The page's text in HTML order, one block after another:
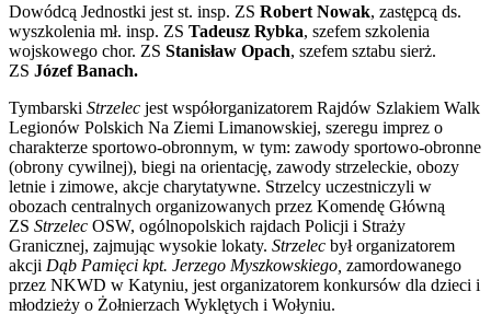
Dowódcą Jednostki jest st. insp. ZS Robert Nowak, zastępcą ds.
wyszkolenia mł. insp. ZS Tadeusz Rybka, szefem szkolenia
wojskowego chor. ZS Stanisław Opach, szefem sztabu sierż.
ZS Józef Banach.
Tymbarski Strzelec jest współorganizatorem Rajdów Szlakiem Walk
Legionów Polskich Na Ziemi Limanowskiej, szeregu imprez o
charakterze sportowo-obronnym, w tym: zawody sportowo-obronne
(obrony cywilnej), biegi na orientację, zawody strzeleckie, obozy
letnie i zimowe, akcje charytatywne. Strzelcy uczestniczyli w
obozach centralnych organizowanych przez Komendę Główną
ZS Strzelec OSW, ogólnopolskich rajdach Policji i Straży
Granicznej, zajmując wysokie lokaty. Strzelec był organizatorem
akcji Dąb Pamięci kpt. Jerzego Myszkowskiego, zamordowanego
przez NKWD w Katyniu, jest organizatorem konkursów dla dzieci i
młodzieży o Żołnierzach Wyklętych i Wołyniu.